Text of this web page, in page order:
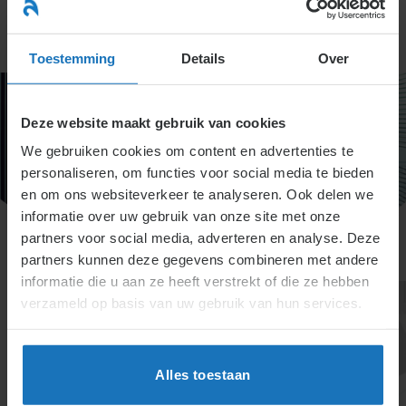
Toestemming Details Over
Deze website maakt gebruik van cookies
We gebruiken cookies om content en advertenties te
personaliseren, om functies voor social media te bieden
en om ons websiteverkeer te analyseren. Ook delen we
informatie over uw gebruik van onze site met onze
partners voor social media, adverteren en analyse. Deze
partners kunnen deze gegevens combineren met andere
informatie die u aan ze heeft verstrekt of die ze hebben
verzameld op basis van uw gebruik van hun services.
Alles toestaan
naar
inhoud
Specialisten informatie –